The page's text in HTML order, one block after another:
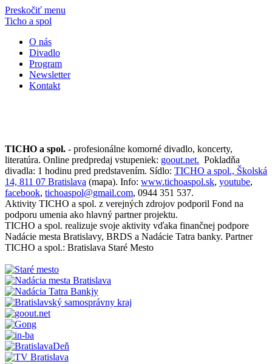
Preskočiť menu
Ticho a spol
O nás
Divadlo
Program
Newsletter
Kontakt
TICHO a spol. - profesionálne komorné divadlo, koncerty,
literatúra. Online predpredaj vstupeniek: goout.net. Pokladňa
divadla: 1 hodinu pred predstavením. Sídlo: TICHO a spol., Školská
14, 811 07 Bratislava (mapa). Info: www.tichoaspol.sk, youtube,
facebook, tichoaspol@gmail.com, 0944 351 537.
Aktivity TICHO a spol. z verejných zdrojov podporil Fond na
podporu umenia ako hlavný partner projektu.
TICHO a spol. realizuje svoje aktivity vďaka finančnej podpore
Nadácie mesta Bratislavy, BRDS a Nadácie Tatra banky. Partner
TICHO a spol.: Bratislava Staré Mesto